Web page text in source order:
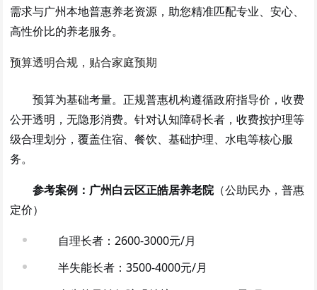
需求与广州本地普惠养老资源，助您精准匹配专业、安心、
高性价比的养老服务。
预算透明合规，贴合家庭预期
预算为基础考量。正规普惠机构遵循政府指导价，收费
公开透明，无隐形消费。针对认知障碍长者，收费按护理等
级合理划分，覆盖住宿、餐饮、基础护理、水电等核心服
务。
参考案例：广州白云区正皓居养老院（公助民办，普惠
定价）
自理长者：2600-3000元/月
半失能长者：3500-4000元/月